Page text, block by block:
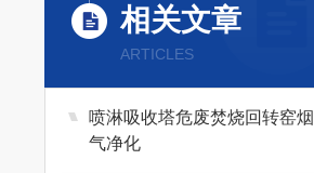
相关文章
ARTICLES
喷淋吸收塔危废焚烧回转窑烟
气净化